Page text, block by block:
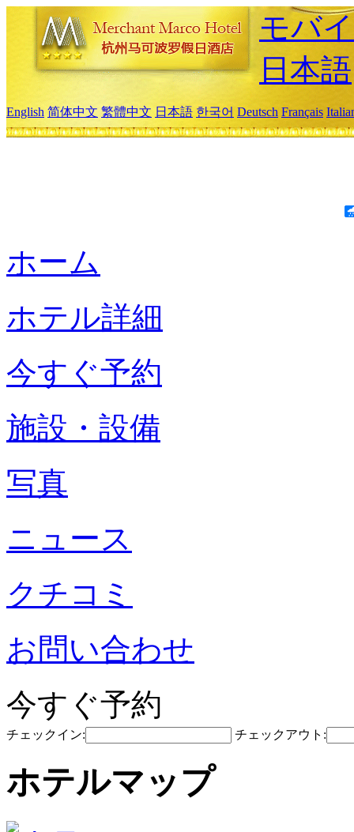
モバ
日本語
English 简体中文 繁體中文 日本語 한국어 Deutsch Français
ホーム
ホテル詳細
今すぐ予約
施設・設備
写真
ニュース
クチコミ
お問い合わせ
今すぐ予約
チェックイン: チェックアウト:
ホテルマップ